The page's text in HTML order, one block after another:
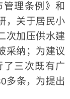
理条例》和
，关于居民小
次加压供水建
采纳；为建议
了三次既有广
多条，为提出